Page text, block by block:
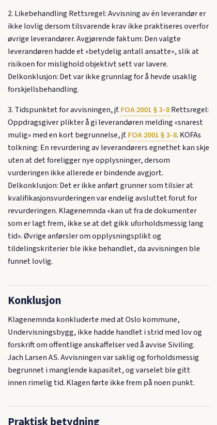
2. Likebehandling Rettsregel: Avvisning av én leverandør er
ikke lovlig dersom tilsvarende krav ikke praktiseres overfor
øvrige leverandører. Avgjørende faktum: Den valgte
leverandøren hadde et «betydelig antall ansatte», slik at
risikoen for mislighold objektivt sett var lavere.
Delkonklusjon: Det var ikke grunnlag for å hevde usaklig
forskjellsbehandling.
3. Tidspunktet for avvisningen, jf. FOA 2001 § 3-8Rettsregel:
Oppdragsgiver plikter å gi leverandøren melding «snarest
mulig» med en kort begrunnelse, jf. FOA 2001 § 3-8. KOFAs
tolkning: En revurdering av leverandørers egnethet kan skje
uten at det foreligger nye opplysninger, dersom
vurderingen ikke allerede er bindende avgjort.
Delkonklusjon: Det er ikke anført grunner som tilsier at
kvalifikasjonsvurderingen var endelig avsluttet forut for
revurderingen. Klagenemnda «kan ut fra de dokumenter
som er lagt frem, ikke se at det gikk uforholdsmessig lang
tid». Øvrige anførsler om opplysningsplikt og
tildelingskriterier ble ikke behandlet, da avvisningen ble
funnet lovlig.
Konklusjon
Klagenemnda konkluderte med at Oslo kommune,
Undervisningsbygg, ikke hadde handlet i strid med lov og
forskrift om offentlige anskaffelser ved å avvise Siviling.
Jach Larsen AS. Avvisningen var saklig og forholdsmessig
begrunnet i manglende kapasitet, og varselet ble gitt
innen rimelig tid. Klagen førte ikke frem på noen punkt.